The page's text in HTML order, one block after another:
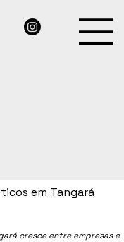
cresce entre empresas e
em Tangará